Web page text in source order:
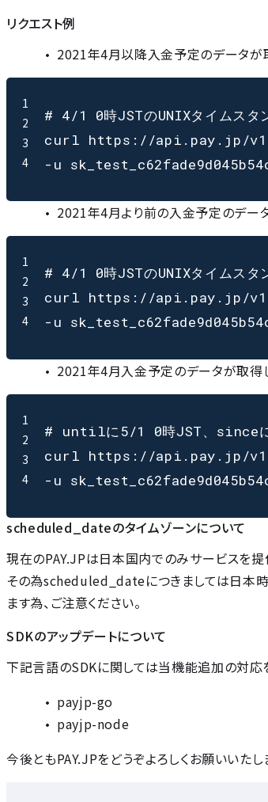
リクエスト例
2021年4月以降入金予定のデータが
1
2
3
4
# 4/1 0時JSTのUNIXタイムスタ
curl https://api.pay.jp/v1/
2021年4月より前の入金予定のデー
1
2
3
4
# 4/1 0時JSTのUNIXタイムスタ
curl https://api.pay.jp/v1/
2021年4月入金予定のデータが取得
1
2
3
4
# untilに5/1 0時JST、sinceに
curl https://api.pay.jp/v1/
scheduled_dateのタイムゾーンについて
現在のPAY.JPは日本国内でのみサービスを
その為scheduled_dateにつきましては日本
ます為、ご注意ください。
SDKのアップデートについて
下記言語のSDKに関しては当機能追加の対応
payjp-go
payjp-node
今後ともPAY.JPをどうぞよろしくお願いいたし